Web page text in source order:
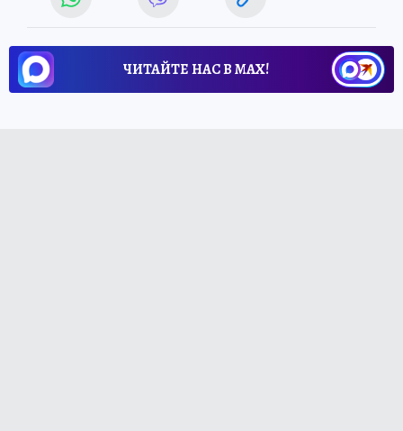
ЧИТАЙТЕ НАС В МАХ!